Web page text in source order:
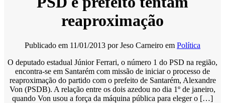
reaproximação
Publicado em 11/01/2013 porJeso Carneiro em Política
O deputado estadual Júnior Ferrari, o número 1 do PSD na região,
encontra-se em Santarém com missão de iniciar o processo de
reaproximação do partido com o prefeito de Santarém, Alexandre
Von (PSDB). A relação entre os dois azedou no dia 1º de janeiro,
quando Von usou a força da máquina pública para eleger o […]